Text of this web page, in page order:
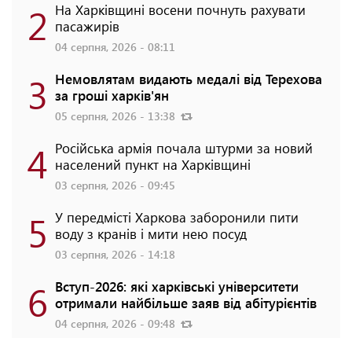
2 На Харківщині восени почнуть рахувати
пасажирів
04 серпня, 2026 - 08:11
3 Немовлятам видають медалі від Терехова
за гроші харків'ян
05 серпня, 2026 - 13:38
4 Російська армія почала штурми за новий
населений пункт на Харківщині
03 серпня, 2026 - 09:45
5 У передмісті Харкова заборонили пити
воду з кранів і мити нею посуд
03 серпня, 2026 - 14:18
6 Вступ-2026: які харківські університети
отримали найбільше заяв від абітурієнтів
04 серпня, 2026 - 09:48